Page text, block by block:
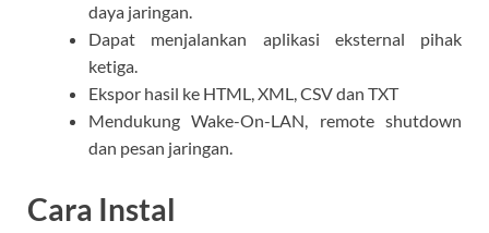
daya jaringan.
Dapat menjalankan aplikasi eksternal pihak
ketiga.
Ekspor hasil ke HTML, XML, CSV dan TXT
Mendukung Wake-On-LAN, remote shutdown
dan pesan jaringan.
Cara Instal